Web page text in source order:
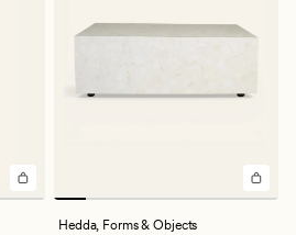
Hedda, Forms & Objects